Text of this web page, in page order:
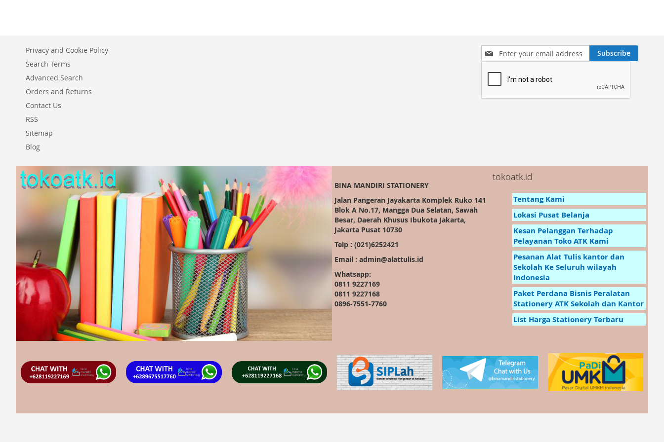
Sign
Up
Subscribe
Privacy and Cookie Policy
Search Terms
Advanced Search
Orders and Returns
Contact Us
RSS
Sitemap
Blog
BINA MANDIRI STATIONERY
Jalan Pangeran Jayakarta Komplek Ruko 141
Blok A No.17, Mangga Dua Selatan, Sawah
Besar, Daerah Khusus Ibukota Jakarta,
Jakarta Pusat 10730
Telp : (021)6252421
Email : admin@alattulis.id
Whatsapp:
0811 9227169
0811 9227168
0896-7551-7760
tokoatk.id
Tentang Kami
Lokasi Pusat Belanja
Kesan Pelanggan Terhadap
Pelayanan Toko ATK Kami
Pesanan Alat Tulis kantor dan
Sekolah Ke Seluruh wilayah
Indonesia
Paket Perdana Bisnis Peralatan
Stationery ATK Sekolah dan Kantor
List Harga Stationery Terbaru